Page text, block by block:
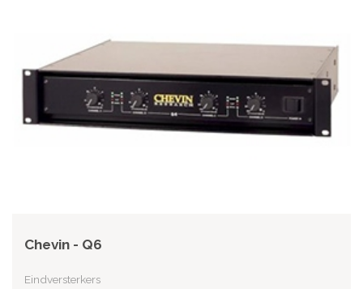
Chevin - Q6
Eindversterkers